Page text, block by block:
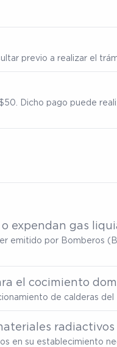
previo a realizar el
Dicho pago puede
expendan gas
emitido por Bomberos
el cocimiento
de calderas del
radiactivos
en su establecimiento